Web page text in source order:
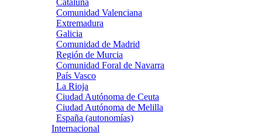
Cataluña
Comunidad Valenciana
Extremadura
Galicia
Comunidad de Madrid
Región de Murcia
Comunidad Foral de Navarra
País Vasco
La Rioja
Ciudad Autónoma de Ceuta
Ciudad Autónoma de Melilla
España (autonomías)
Internacional